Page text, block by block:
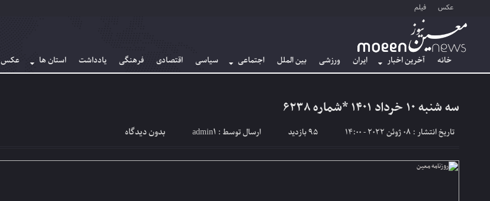
عکس فیلم
خانه آخرین اخبار ایران ورزشی بین الملل اجتماعی سیاسی اقتصادی فرهنگی یادداشت استان ها عکس
سه شنبه ۱۰ خرداد ۱۴۰۱ *شماره ۶۲۳۸
تاریخ انتشار : 08 ژوئن 2022 - 14:00 95 بازدید ارسال توسط : admin1 بدون دیدگاه